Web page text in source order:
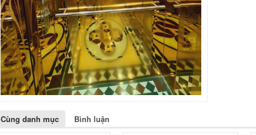
Cùng danh mục Bình luận